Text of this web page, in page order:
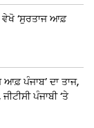
ਵੇਖੋ ‘ਸੁਰਤਾਜ ਆਫ਼
ਆਫ਼ ਪੰਜਾਬ’ ਦਾ ਤਾਜ,
ਪੰਜਾਬੀ ‘ਤੇ